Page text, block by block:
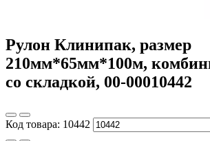
Рулон Клинипак, размер
210мм*65мм*100м,
со складкой, 00-00010442
Код товара: 10442